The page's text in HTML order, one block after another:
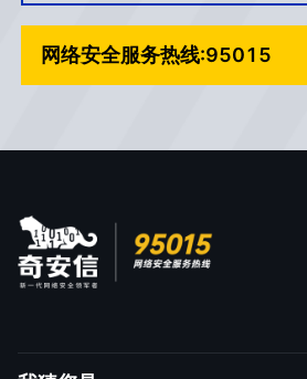
网络安全服务热线:95015